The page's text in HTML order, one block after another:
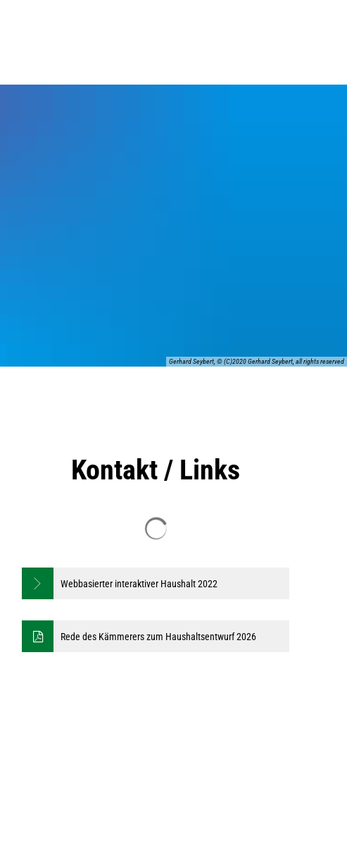
Gerhard Seybert, © (C)2020 Gerhard Seybert, all rights reserved
Kontakt / Links
Webbasierter interaktiver Haushalt 2022
Rede des Kämmerers zum Haushaltsentwurf 2026